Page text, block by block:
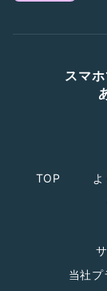
スマ
TOP
当社プ